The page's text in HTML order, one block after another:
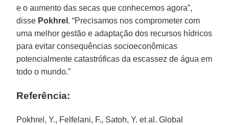
e o aumento das secas que conhecemos agora”,
disse Pokhrel . “Precisamos nos comprometer com
uma melhor gestão e adaptação dos recursos hídricos
para evitar consequências socioeconômicas
potencialmente catastróficas da escassez de água em
todo o mundo.”
Referência:
Pokhrel, Y., Felfelani, F., Satoh, Y. et al. Global